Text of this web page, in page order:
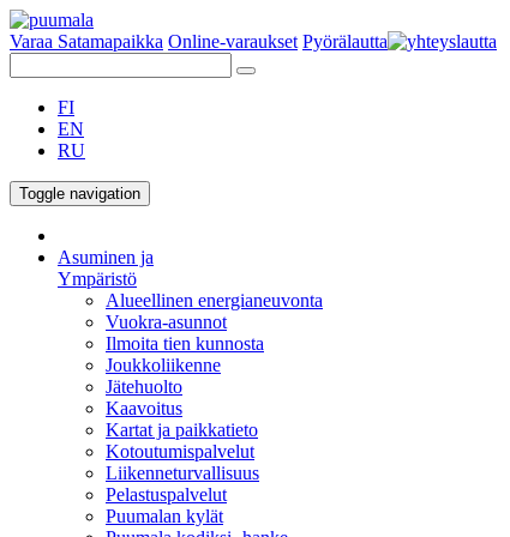
Varaa Satamapaikka Online-varaukset Pyörälautta
FI
EN
RU
Toggle navigation
Asuminen ja
Ympäristö
Alueellinen energianeuvonta
Vuokra-asunnot
Ilmoita tien kunnosta
Joukkoliikenne
Jätehuolto
Kaavoitus
Kartat ja paikkatieto
Kotoutumispalvelut
Liikenneturvallisuus
Pelastuspalvelut
Puumalan kylät